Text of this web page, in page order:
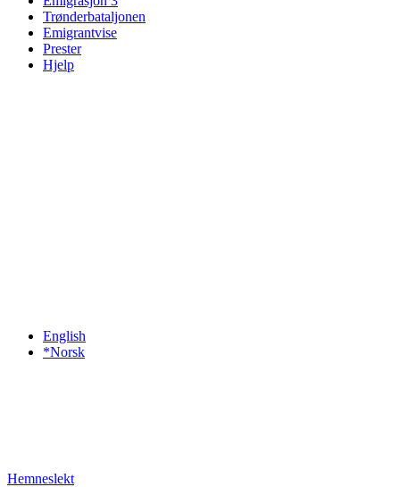
Trønderbataljonen
Emigrantvise
Prester
Hjelp
English
*Norsk
Hemneslekt